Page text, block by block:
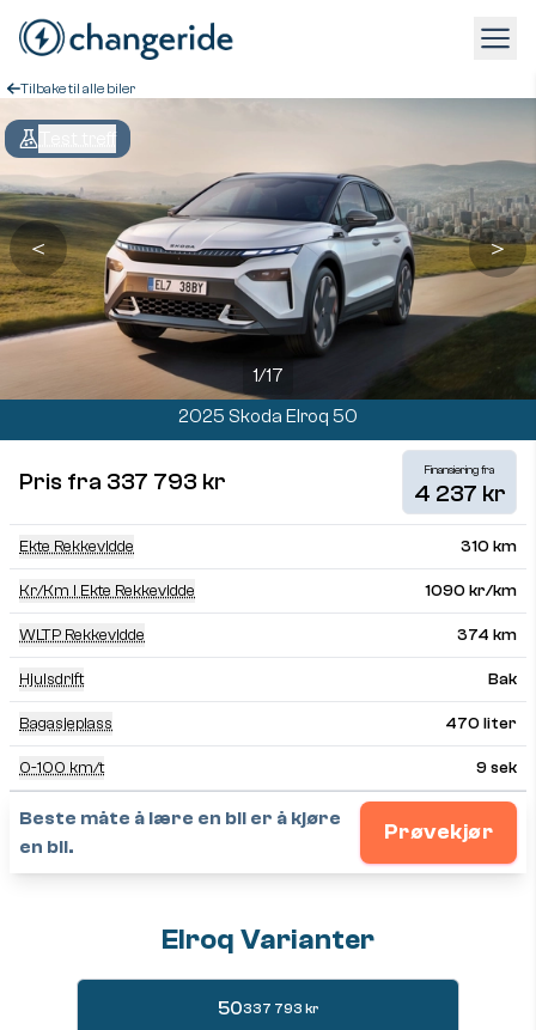
Tilbake til alle biler
＜
1/17
＞
2025 Skoda Elroq 50
Pris fra 337 793 kr Finansiering fra
4 237 kr
Ekte Rekkevidde 310 km
Kr/km I Ekte Rekkevidde 1090 kr/km
WLTP Rekkevidde 374 km
Hjulsdrift Bak
Bagasjeplass 470 liter
0-100 km/t 9 sek
Beste måte å lære en bil er å kjøre
en bil.
Prøvekjør
Elroq Varianter
50337 793 kr